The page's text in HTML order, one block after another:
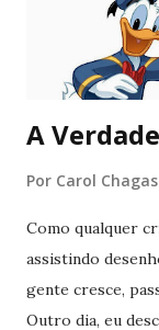
suficiente para
sentir que não
me despeço do
A
Por Carol Chagas
Como qualquer
assistindo
gente cresce,
Outro dia, eu